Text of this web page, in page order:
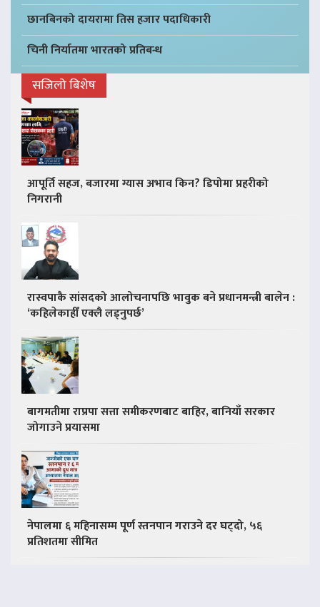
छानबिनको दायरामा तिस हजार पदाधिकारी
चिनी निर्यातमा भारतको प्रतिबन्ध
सजिलो बिशेष
आपूर्ति सहज, बजारमा ग्यास अभाव किन? डिपोमा प्रहरीको
निगरानी
रास्वपाकै सांसदको आलोचनापछि भावुक बने प्रधानमन्त्री बालेन :
‘कहिलेकाहीँ एक्लै लड्नुपर्छ’
बागमतीमा राप्रपा सत्ता समीकरणबाट बाहिर, बानियाँ सरकार
जोगाउने प्रयासमा
नेपालमा ६ महिनासम्म पूर्ण स्तनपान गराउने दर घट्दो, ५६
प्रतिशतमा सीमित